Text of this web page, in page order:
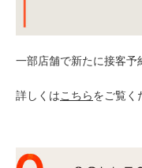
一部店舗で新たに接客予
詳しくはこちらをご覧く